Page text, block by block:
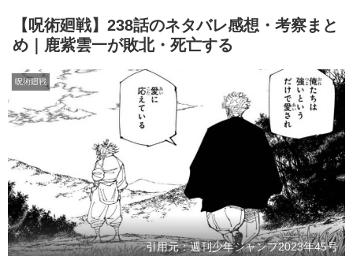
【呪術廻戦】238話のネタバレ感想・考察まと
め｜鹿紫雲一が敗北・死亡する
呪術廻戦
引用元：週刊少年ジャンプ2023年45号